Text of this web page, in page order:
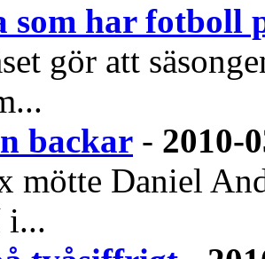
som har fotboll
gör att
backar - 2010-
mötte Daniel
i...